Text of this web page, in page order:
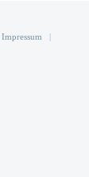
Impressum |